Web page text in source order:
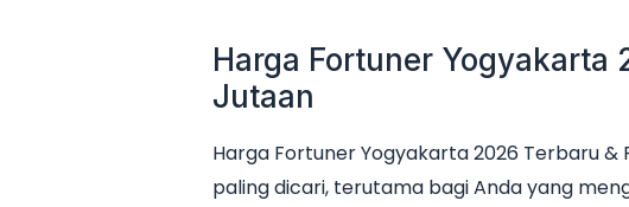
Harga Fortuner Yogyakarta
Jutaan
Harga Fortuner Yogyakarta 2026 Terbaru
paling dicari, terutama bagi Anda yang
Harga
Fortuner
2026
Terbaru: